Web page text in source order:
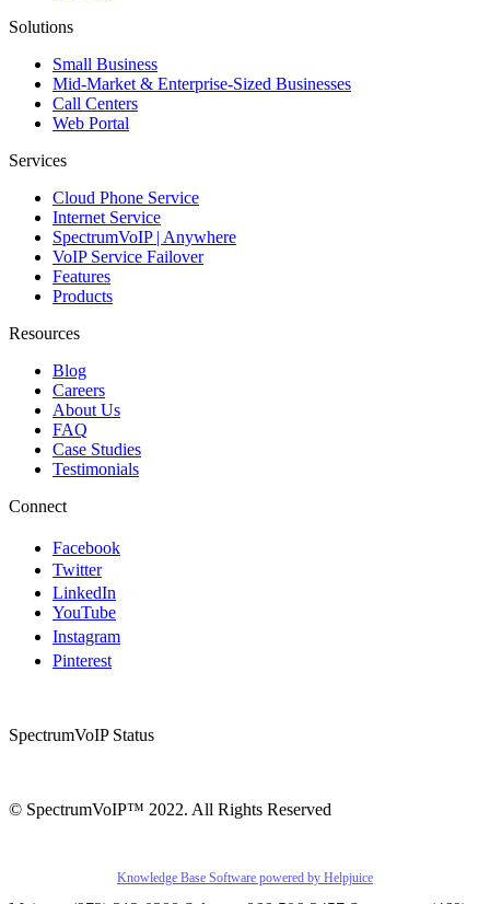
Solutions
Small Business
Mid-Market & Enterprise-Sized Businesses
Call Centers
Web Portal
Services
Cloud Phone Service
Internet Service
SpectrumVoIP | Anywhere
VoIP Service Failover
Features
Products
Resources
Blog
Careers
About Us
FAQ
Case Studies
Testimonials
Connect
Facebook
Twitter
LinkedIn
YouTube
Instagram
Pinterest
SpectrumVoIP Status
© SpectrumVoIP™ 2022. All Rights Reserved
Knowledge Base Software powered by Helpjuice